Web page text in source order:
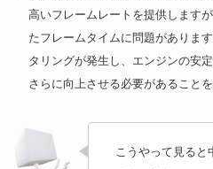
高いフレームレートを提供します
たフレームタイムに問題がありま
タリングが発生し、エンジンの安
さらに向上させる必要があることを
こうやって見ると